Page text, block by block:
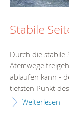
Stabile
Durch die stabile
Atemwege
ablaufen kann -
tiefsten Punkt
Weiterlesen